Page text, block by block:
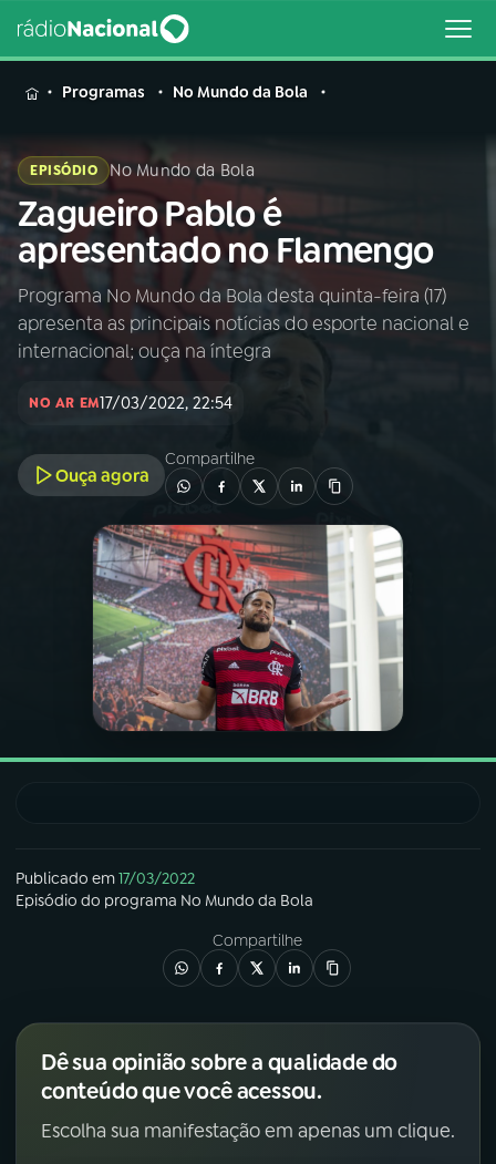
MENU
Buscar
na
Rádio
Nacional
Buscar
AO VIVO
01INÍCIO
02A RÁDIO
PROGRAMAÇÃO
PROGRAMAS
PODCASTS
06VIDEOCASTS
FESTIVAL DE MÚSICA
ACOMPANHE A RÁDIO NACIONAL
Instagram X
Programas No Mundo da Bola
EPISÓDIO No Mundo da Bola
Zagueiro Pablo é
apresentado no Flamengo
Programa No Mundo da Bola desta quinta-feira (17)
apresenta as principais notícias do esporte nacional e
internacional; ouça na íntegra
NO AR EM17/03/2022, 22:54
Ouça agora
Compartilhe
Publicado em17/03/2022
Episódio do programa No Mundo da Bola
Compartilhe
Dê sua opinião sobre a qualidade do
conteúdo que você acessou.
Escolha sua manifestação em apenas um clique.